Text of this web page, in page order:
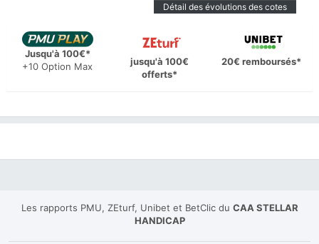
Détail des évolutions des cotes
Jusqu'à 100€*
+10 Option Max
jusqu'à 100€
offerts*
20€ remboursés*
Les rapports PMU, ZEturf, Unibet et BetClic du CAA STELLAR
HANDICAP